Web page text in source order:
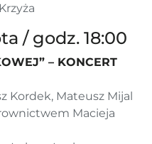
/ godz. 18:00
– KONCERT
Kordek, Mateusz Mijal
Macieja